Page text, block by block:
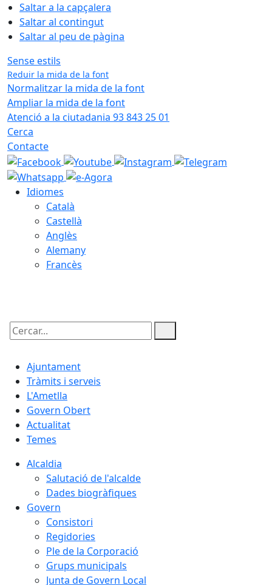
Saltar a la capçalera
Saltar al contingut
Saltar al peu de pàgina
Sense estils
Reduir la mida de la font
Normalitzar la mida de la font
Ampliar la mida de la font
Atenció a la ciutadania 93 843 25 01
Cerca
Contacte
Idiomes
Català
Castellà
Anglès
Alemany
Francès
Cercar:
Ajuntament
Tràmits i serveis
L'Ametlla
Govern Obert
Actualitat
Temes
Alcaldia
Salutació de l'alcalde
Dades biogràfiques
Govern
Consistori
Regidories
Ple de la Corporació
Grups municipals
Junta de Govern Local